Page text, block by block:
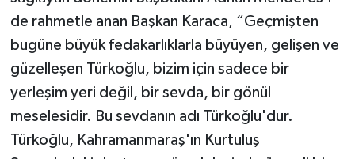
de rahmetle anan Başkan Karaca, “Geçmişten
bugüne büyük fedakarlıklarla büyüyen, gelişen ve
güzelleşen Türkoğlu, bizim için sadece bir
yerleşim yeri değil, bir sevda, bir gönül
meselesidir. Bu sevdanın adı Türkoğlu'dur.
Türkoğlu, Kahramanmaraş'ın Kurtuluş